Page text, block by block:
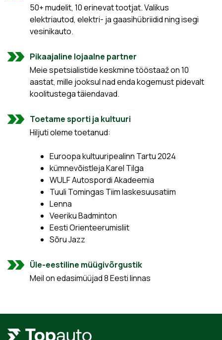
50+ mudelit, 10 erinevat tootjat. Valikus
elektriautod, elektri- ja gaasihübriidid ning isegi
vesinikauto.
Pikaajaline lojaalne partner
Meie spetsialistide keskmine tööstaaž on 10
aastat, mille jooksul nad enda kogemust pidevalt
koolitustega täiendavad.
Toetame sporti ja kultuuri
Hiljuti oleme toetanud:
Euroopa kultuuripealinn Tartu 2024
kümnevõistleja Karel Tilga
WULF Autospordi Akadeemia
Tuuli Tomingas Tiim laskesuusatiim
Lenna
Veeriku Badminton
Eesti Orienteerumisliit
Sõru Jazz
Üle-eestiline müügivõrgustik
Meil on edasimüüjad 8 Eesti linnas